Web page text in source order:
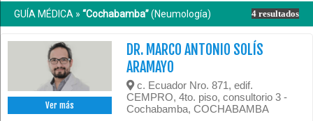
GUÍA MÉDICA » “Cochabamba”(Neumología) 4 resultados
Ver más
DR. MARCO ANTONIO SOLÍS
ARAMAYO
c. Ecuador Nro. 871, edif.
CEMPRO, 4to. piso, consultorio 3 -
Cochabamba, COCHABAMBA